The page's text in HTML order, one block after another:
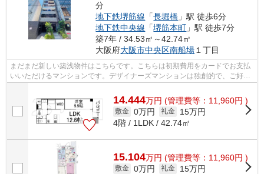
分
地下鉄堺筋線 「長堀橋 」駅 徒歩6分
地下鉄中央線 「堺筋本町 」駅 徒歩7分
築7年 / 34.53㎡～42.74㎡
大阪府大阪市中央区南船場１丁目
まだまだ新しい築浅物件はこちらです。こちらは初期費用をカードでお支払
いいただけるマンションです。デザイナーズマンションは独創的で、ご好評
14.444万円 (管理費等：11,960円 )
敷金 0万円 礼金
15万円
4階 / 1LDK / 42.74㎡
15.104万円 (管理費等：11,960円 )
敷金 0万円 礼金
15万円